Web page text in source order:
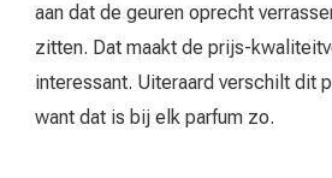
aan dat de geuren oprecht
zitten. Dat maakt de prijs-
interessant. Uiteraard verschilt dit
want dat is bij elk parfum zo.